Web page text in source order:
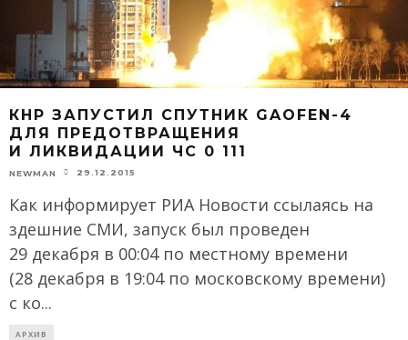
КНР ЗАПУСТИЛ СПУТНИК GAOFEN-4
ДЛЯ ПРЕДОТВРАЩЕНИЯ
И ЛИКВИДАЦИИ ЧС 0 111
NEWMAN 29.12.2015
Как информирует РИА Новости ссылаясь на
здешние СМИ, запуск был проведен
29 декабря в 00:04 по местному времени
(28 декабря в 19:04 по московскому времени)
с ко...
АРХИВ